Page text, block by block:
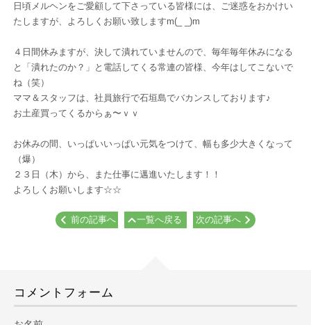
日頃メルヘンをご愛顧して下さっている皆様には、ご迷惑をおかけい
たしますが、よろしくお願い致しますm(_ _)m
４日間休みますが、決して潰れていませんので、毎年毎年休みになる
と「潰れたのか？」と電話してくる常連の皆様、今年はしてこないで
ね（笑）
ママ＆スタッフは、社員旅行で石垣島でバカンスしております♪
お土産買ってくるからぁ〜ｖｖ
お休みの間、いっぱいいっぱい元気をつけて、幅も多少大きくなって
（爆）
２３日（木）から、また仕事に邁進いたします！！
よろしくお願いします☆☆
前の記事へ 一覧へ戻る 次の記事へ
コメントフォーム